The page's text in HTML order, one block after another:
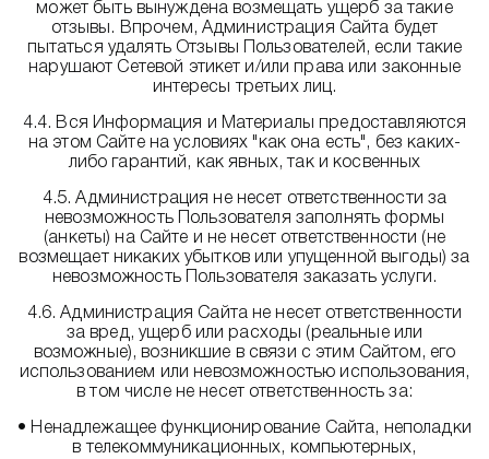
может быть вынуждена возмещать ущерб за такие
отзывы. Впрочем, Администрация Сайта будет
пытаться удалять Отзывы Пользователей, если такие
нарушают Сетевой этикет и/или права или законные
интересы третьих лиц.
4.4. Вся Информация и Материалы предоставляются
на этом Сайте на условиях "как она есть", без каких-
либо гарантий, как явных, так и косвенных
4.5. Администрация не несет ответственности за
невозможность Пользователя заполнять формы
(анкеты) на Сайте и не несет ответственности (не
возмещает никаких убытков или упущенной выгоды) за
невозможность Пользователя заказать услуги.
4.6. Администрация Сайта не несет ответственности
за вред, ущерб или расходы (реальные или
возможные), возникшие в связи с этим Сайтом, его
использованием или невозможностью использования,
в том числе не несет ответственность за:
• Ненадлежащее функционирование Сайта, неполадки
в телекоммуникационных, компьютерных,